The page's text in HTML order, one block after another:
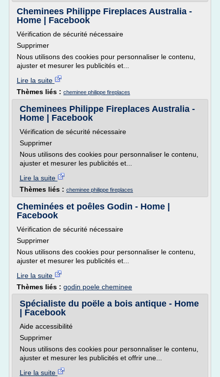
Cheminees Philippe Fireplaces Australia -
Home | Facebook
Vérification de sécurité nécessaire
Supprimer
Nous utilisons des cookies pour personnaliser le contenu,
ajuster et mesurer les publicités et...
Lire la suite
Thèmes liés : cheminee philippe fireplaces
Cheminees Philippe Fireplaces Australia -
Home | Facebook
Vérification de sécurité nécessaire
Supprimer
Nous utilisons des cookies pour personnaliser le contenu,
ajuster et mesurer les publicités et...
Lire la suite
Thèmes liés : cheminee philippe fireplaces
Cheminées et poêles Godin - Home |
Facebook
Vérification de sécurité nécessaire
Supprimer
Nous utilisons des cookies pour personnaliser le contenu,
ajuster et mesurer les publicités et...
Lire la suite
Thèmes liés : godin poele cheminee
Spécialiste du poële a bois antique - Home
| Facebook
Aide accessibilité
Supprimer
Nous utilisons des cookies pour personnaliser le contenu,
ajuster et mesurer les publicités et offrir une...
Lire la suite